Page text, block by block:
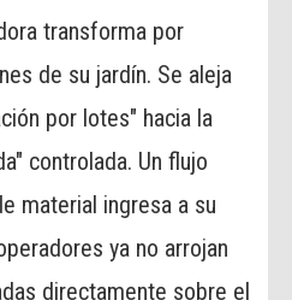
transforma por
de su jardín. Se aleja
por lotes" hacia la
controlada. Un flujo
material ingresa a su
ya no arrojan
directamente sobre el